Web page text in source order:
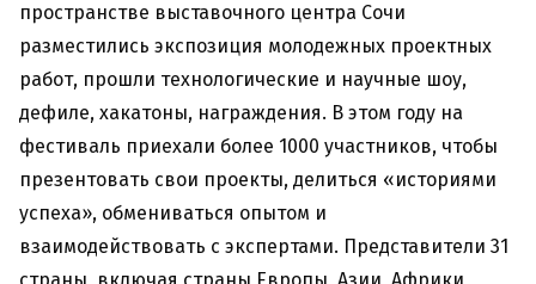
пространстве выставочного центра Сочи
разместились экспозиция молодежных проектных
работ, прошли технологические и научные шоу,
дефиле, хакатоны, награждения. В этом году на
фестиваль приехали более 1000 участников, чтобы
презентовать свои проекты, делиться «историями
успеха», обмениваться опытом и
взаимодействовать с экспертами. Представители 31